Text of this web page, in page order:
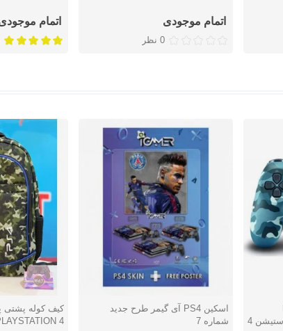
اتمام موجودی
0 نظر
اتمام
دوست داشتن
اسکین PS4 آی گیمر طرح جدید
شماره 7
دوست
4